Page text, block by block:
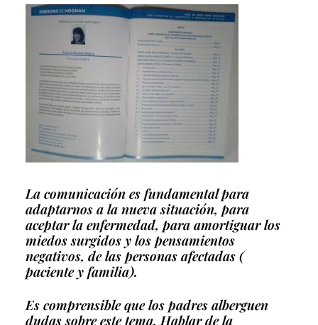
La comunicación es fundamental para
adaptarnos a la nueva situación, para
aceptar la enfermedad, para amortiguar los
miedos surgidos y los pensamientos
negativos, de las personas afectadas (
paciente y familia).
Es comprensible que los padres alberguen
dudas sobre este tema. Hablar de la